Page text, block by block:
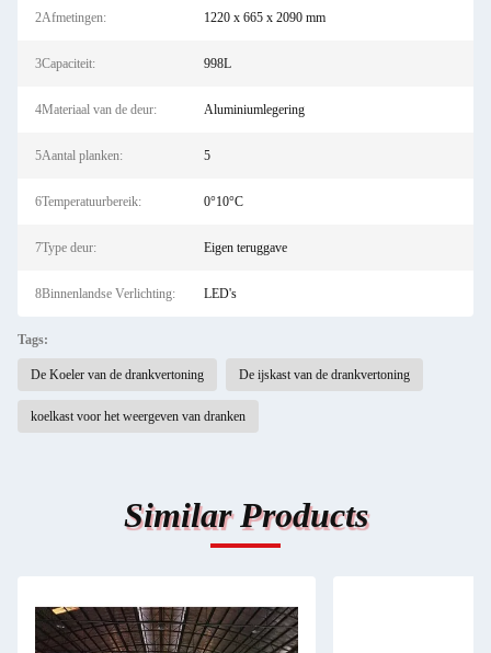
2Afmetingen: 1220 x 665 x 2090 mm
3Capaciteit: 998L
4Materiaal van de deur: Aluminiumlegering
5Aantal planken: 5
6Temperatuurbereik: 0°10°C
7Type deur: Eigen teruggave
8Binnenlandse Verlichting: LED's
Tags:
De Koeler van de drankvertoning De ijskast van de drankvertoning
koelkast voor het weergeven van dranken
Similar Products